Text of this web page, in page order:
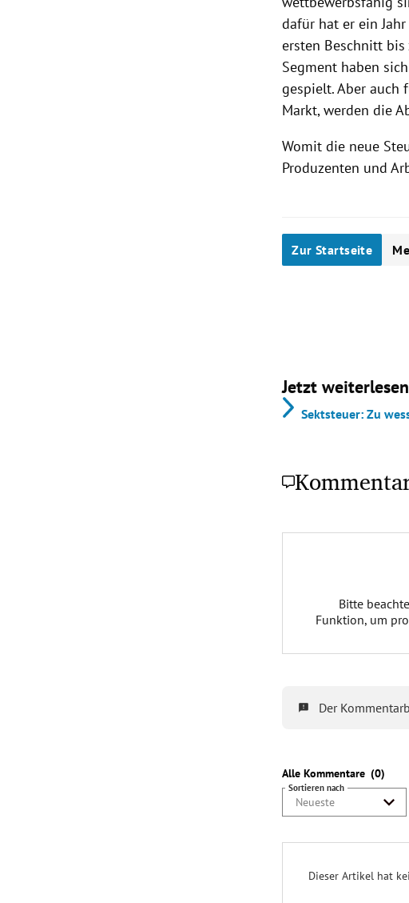
dafür hat er ein
ersten Beschnitt
Segment haben
gespielt. Aber auch
Markt, werden die
Womit die neue
Produzenten und
Zur Startseite
Jetzt weiterlesen
Sektsteuer: Zu